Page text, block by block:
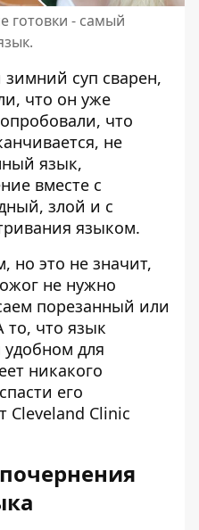
готовки - самый
зимний суп сварен,
что он уже
что
не
язык,
вместе с
злой и с
языком.
но это не значит,
не нужно
порезанный или
что язык
для
никакого
его
Cleveland Clinic